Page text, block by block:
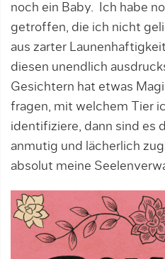
noch ein Baby. Ich habe
getroffen, die ich nicht
aus zarter
diesen unendlich
Gesichtern hat etwas
fragen, mit welchem Tier
identifiziere, dann sind es
anmutig und lächerlich
absolut meine